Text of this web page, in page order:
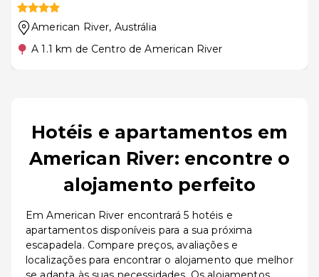
American River, Austrália
A 1.1 km de Centro de American River
Hotéis e apartamentos em
American River: encontre o
alojamento perfeito
Em American River encontrará 5 hotéis e
apartamentos disponíveis para a sua próxima
escapadela. Compare preços, avaliações e
localizações para encontrar o alojamento que melhor